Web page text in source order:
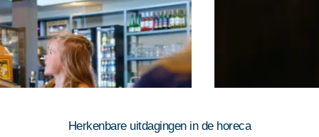
Herkenbare uitdagingen in de horeca